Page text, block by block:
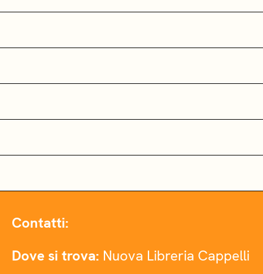
Contatti:
Dove si trova: Nuova Libreria Cappelli